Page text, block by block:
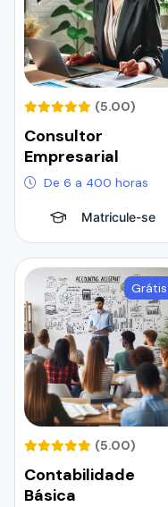
(5.00)
Consultor
Empresarial
De 6 a 400 horas
Matricule-se
Grátis
(5.00)
Contabilidade
Básica